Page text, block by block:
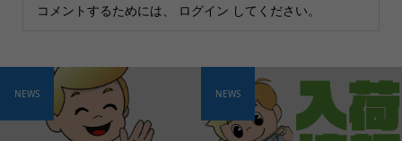
コメントするためには、 ログイン してください。
NEWS NEWS